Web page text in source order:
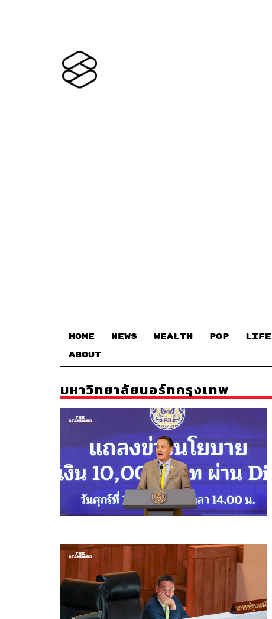
HOME NEWS WEALTH POP LIFE
ABOUT
มหาวิทยาลัยนอร์ทกรุงเทพ